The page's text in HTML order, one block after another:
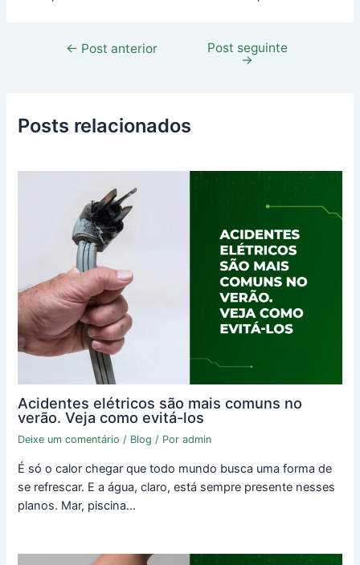
← Post anterior Post seguinte
→
Posts relacionados
Acidentes elétricos são mais comuns no
verão. Veja como evitá-los
Deixe um comentário / Blog / Poradmin
É só o calor chegar que todo mundo busca uma forma de
se refrescar. E a água, claro, está sempre presente nesses
planos. Mar, piscina…